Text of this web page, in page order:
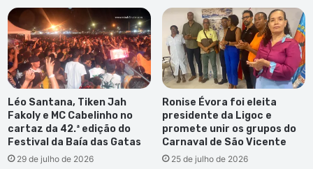
Léo Santana, Tiken Jah
Fakoly e MC Cabelinho no
cartaz da 42.ª edição do
Festival da Baía das Gatas
29 de julho de 2026
Ronise Évora foi eleita
presidente da Ligoc e
promete unir os grupos do
Carnaval de São Vicente
25 de julho de 2026